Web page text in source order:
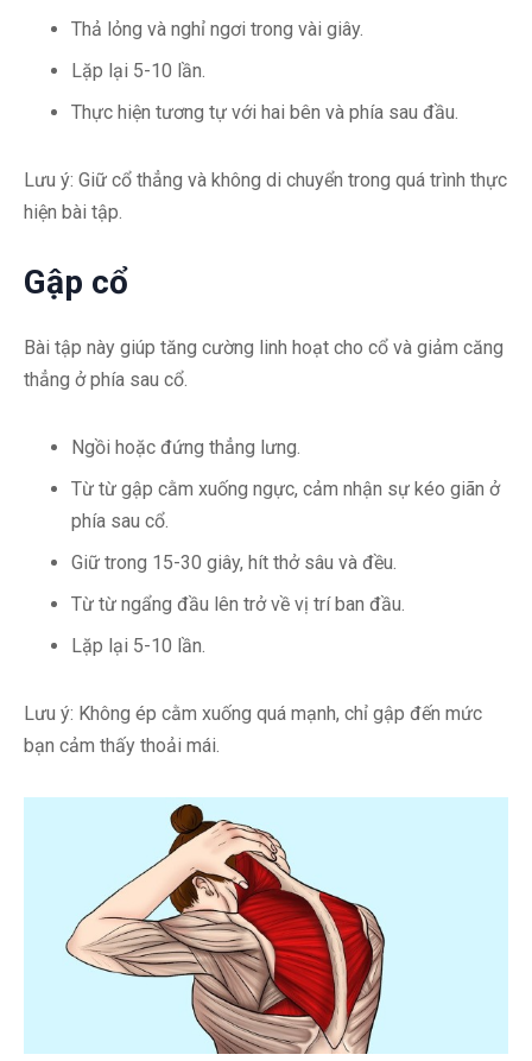
Thả lỏng và nghỉ ngơi trong vài giây.
Lặp lại 5-10 lần.
Thực hiện tương tự với hai bên và phía sau đầu.
Lưu ý: Giữ cổ thẳng và không di chuyển trong quá trình thực
hiện bài tập.
Gập cổ
Bài tập này giúp tăng cường linh hoạt cho cổ và giảm căng
thẳng ở phía sau cổ.
Ngồi hoặc đứng thẳng lưng.
Từ từ gập cằm xuống ngực, cảm nhận sự kéo giãn ở
phía sau cổ.
Giữ trong 15-30 giây, hít thở sâu và đều.
Từ từ ngẩng đầu lên trở về vị trí ban đầu.
Lặp lại 5-10 lần.
Lưu ý: Không ép cằm xuống quá mạnh, chỉ gập đến mức
bạn cảm thấy thoải mái.